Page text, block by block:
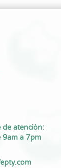
de atención:
9am a 7pm